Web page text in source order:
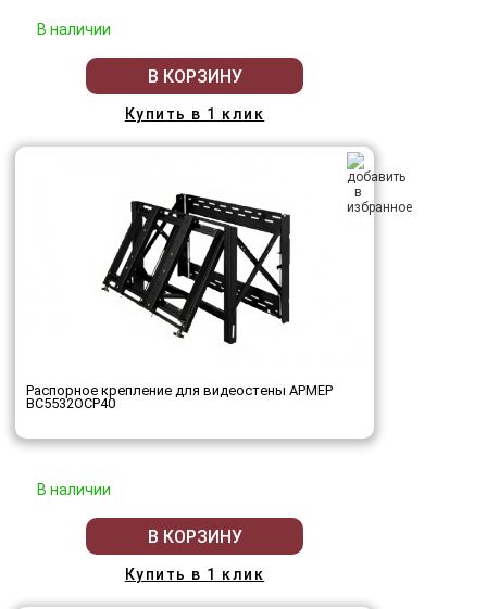
В наличии
В КОРЗИНУ
Купить в 1 клик
Распорное крепление для видеостены АРМЕР
ВС5532ОСР40
В наличии
В КОРЗИНУ
Купить в 1 клик